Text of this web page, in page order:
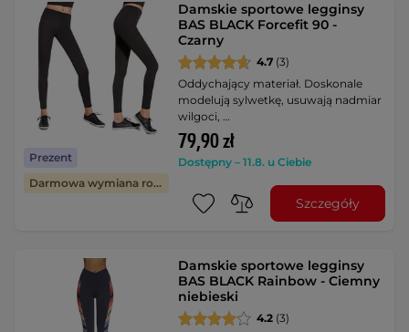
Prezent
Darmowa wymiana rozmiaru
Damskie sportowe legginsy
BAS BLACK Forcefit 90 -
Czarny
4.7 (3)
Oddychający materiał. Doskonale
modelują sylwetkę, usuwają nadmiar
wilgoci, …
79,90 zł
Dostępny – 11.8. u Ciebie
Szczegóły
Damskie sportowe legginsy
BAS BLACK Rainbow - Ciemny
niebieski
4.2 (3)